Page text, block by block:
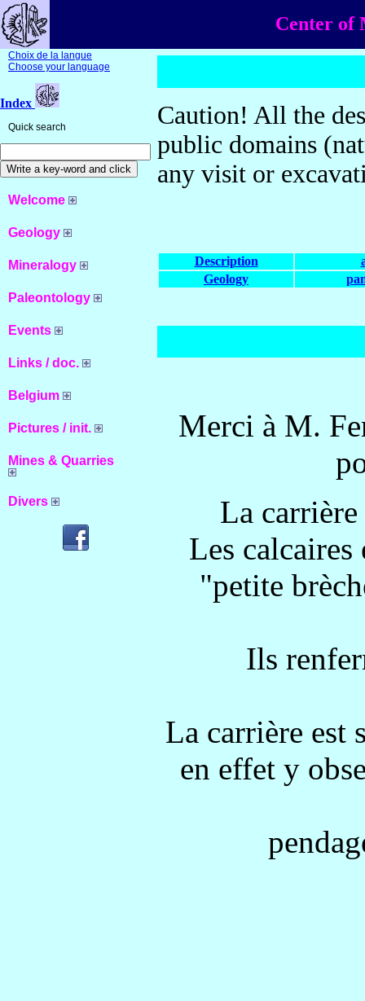
Center of
Choix de la langue
Choose your language
Index
Quick search
Welcome
Geology
Mineralogy
Paleontology
Events
Links / doc.
Belgium
Pictures / init.
Mines & Quarries
Divers
Caution! All the
public domains
any visit or
Description
Geology
Merci à M.
La
Les
"petite
Ils
La carrière est
en effet y